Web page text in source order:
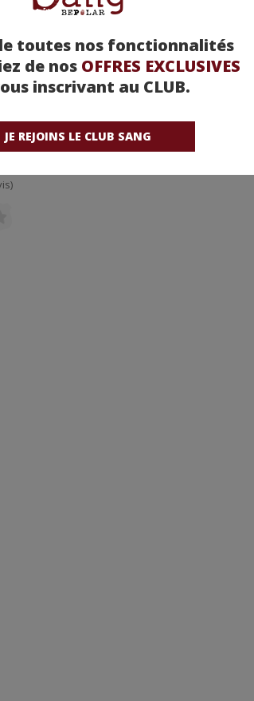
toutes nos fonctionnalités
de nos OFFRES EXCLUSIVES
inscrivant au CLUB.
JE REJOINS LE CLUB SANG
-